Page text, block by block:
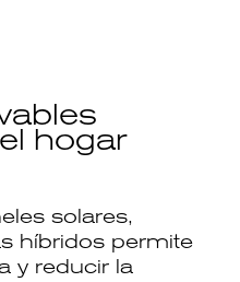
hogar
solares,
híbridos permite
y reducir la